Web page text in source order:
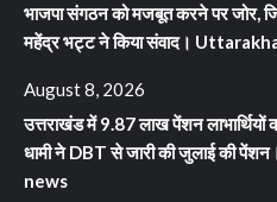
भाजपा संगठन को मजबूत करने पर जोर,
महेंद्र भट्ट ने किया संवाद।
August 8, 2026
उत्तराखंड में 9.87 लाख पेंशन लाभार्थियों
धामी ने DBT से जारी की जुलाई की
news